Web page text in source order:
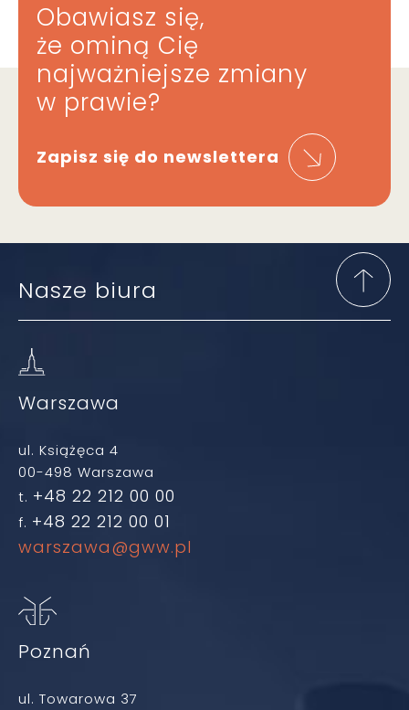
Obawiasz się,
że ominą Cię
najważniejsze zmiany
w prawie?
Zapisz się do newslettera
Nasze biura
Warszawa
ul. Książęca 4
00-498 Warszawa
t. +48 22 212 00 00
f. +48 22 212 00 01
warszawa@gww.pl
Poznań
ul. Towarowa 37